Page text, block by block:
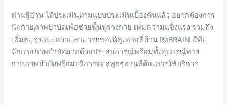
ท่านผู้อ่าน ได้ประเมินตามแบบประเมินเบื้องต้นแล้ว อยากต้องการ
นักกายภาพบำบัดเพื่อช่วยฟื้นฟูร่างกาย เพิ่มความแข็งแรง รวมถึง
เพิ่มสมรรถนะความสามารถของผู้สูงอายุที่บ้าน ReBRAIN มีทีม
นักกายภาพบำบัดมากด้วยประสบการณ์พร้อมทั้งอุปกรณ์ทาง
กายภาพบำบัดพร้อมบริการดูแลทุกๆท่านที่ต้องการใช้บริการ